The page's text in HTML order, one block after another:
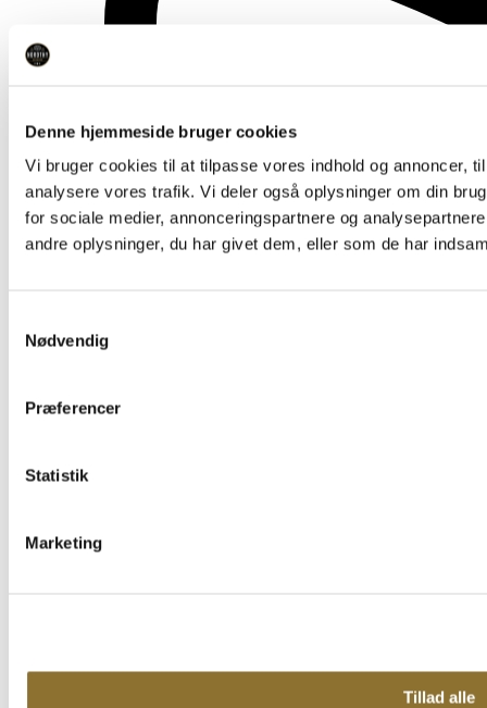
Denne hjemmeside bruger cookies
Vi bruger cookies til at tilpasse vores indhold og annoncer,
analysere vores trafik. Vi deler også oplysninger om din
for sociale medier, annonceringspartnere og
andre oplysninger, du har givet dem, eller som de har
Nødvendig
Præferencer
Statistik
Marketing
Tillad alle